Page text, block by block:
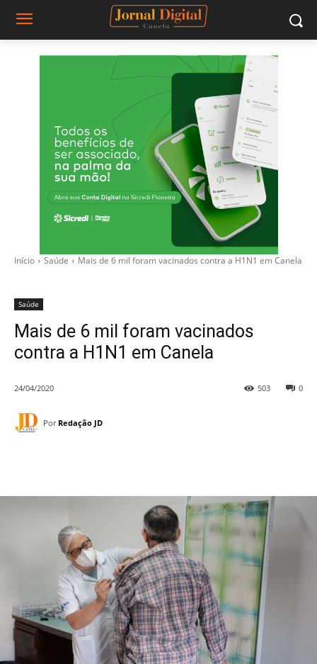
Início Saúde Mais de 6 mil foram vacinados contra a H1N1 em Canela
Saúde
Mais de 6 mil foram vacinados
contra a H1N1 em Canela
24/04/2020 0
503
Por Redação JD